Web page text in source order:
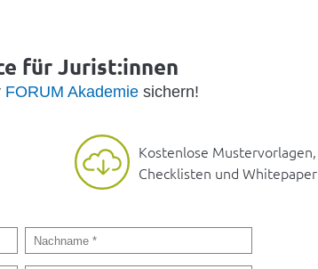
für Jurist:innen
FORUM Akademiesichern!
Kostenlose Mustervorlagen,
Checklisten und Whitepaper